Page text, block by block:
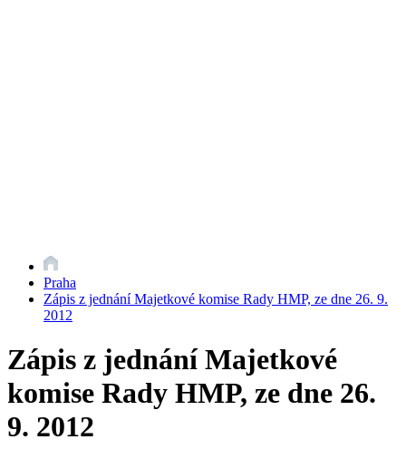
Praha
Zápis z jednání Majetkové komise Rady HMP, ze dne 26. 9.
2012
Zápis z jednání Majetkové
komise Rady HMP, ze dne 26.
9. 2012